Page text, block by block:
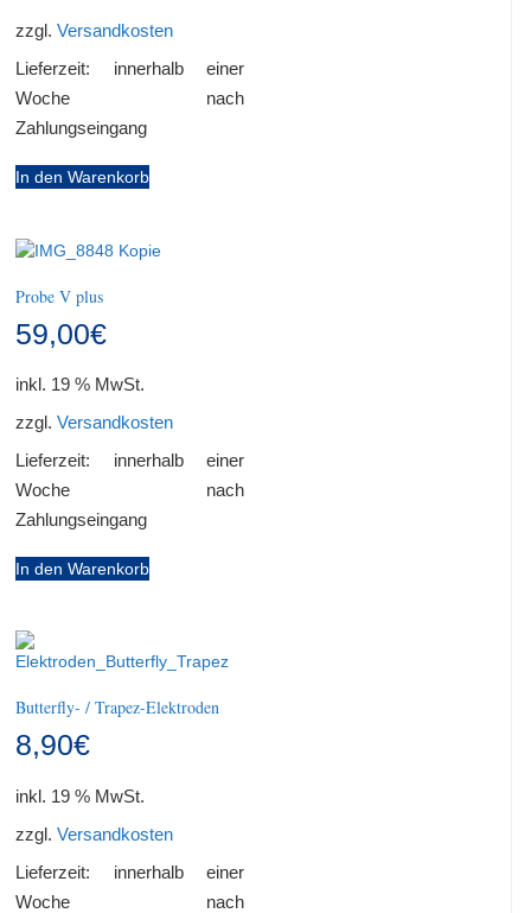
zzgl.Versandkosten
Lieferzeit: innerhalb einer
Woche nach
Zahlungseingang
In den Warenkorb
Probe V plus
59,00€
inkl. 19 % MwSt.
zzgl.Versandkosten
Lieferzeit: innerhalb einer
Woche nach
Zahlungseingang
In den Warenkorb
Butterfly- / Trapez-Elektroden
8,90€
inkl. 19 % MwSt.
zzgl.Versandkosten
Lieferzeit: innerhalb einer
Woche nach